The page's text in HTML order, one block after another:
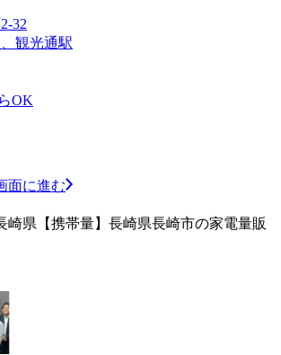
32
観光通駅
OK
面に進む
崎県【携帯量】長崎県長崎市の家電量販